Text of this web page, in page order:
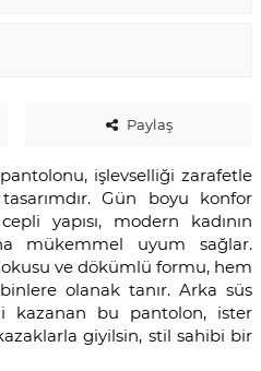
Paylaş
işlevselliği zarafetle
Gün boyu konfor
yapısı, modern kadının
mükemmel uyum sağlar.
ve dökümlü formu, hem
olanak tanır. Arka süs
kazanan bu pantolon, ister
giyilsin, stil sahibi bir